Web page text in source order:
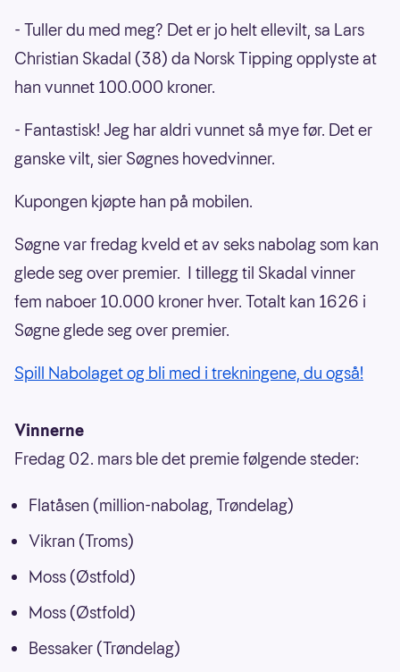
- Tuller du med meg? Det er jo helt ellevilt, sa Lars
Christian Skadal (38) da Norsk Tipping opplyste at
han vunnet 100.000 kroner.
- Fantastisk! Jeg har aldri vunnet så mye før. Det er
ganske vilt, sier Søgnes hovedvinner.
Kupongen kjøpte han på mobilen.
Søgne var fredag kveld et av seks nabolag som kan
glede seg over premier. I tillegg til Skadal vinner
fem naboer 10.000 kroner hver. Totalt kan 1626 i
Søgne glede seg over premier.
Spill Nabolaget og bli med i trekningene, du også!
Vinnerne
Fredag 02. mars ble det premie følgende steder:
Flatåsen (million-nabolag, Trøndelag)
Vikran (Troms)
Moss (Østfold)
Moss (Østfold)
Bessaker (Trøndelag)